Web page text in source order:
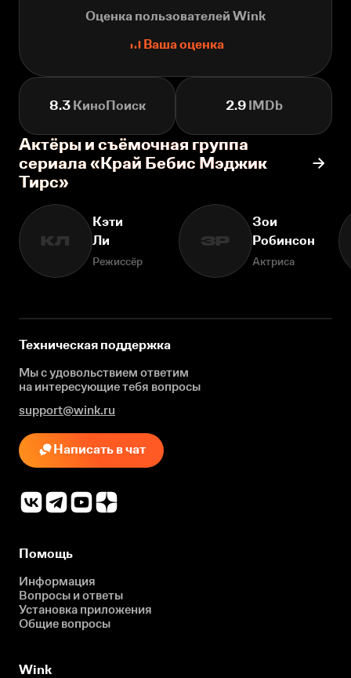
Оценка пользователей Wink
Ваша оценка
8.3КиноПоиск 2.9IMDb
Актёры и съёмочная группа
сериала «Край Бебис Мэджик
Тирс»
КЛ
Кэти
Ли
Режиссёр
ЗР
Зои
Робинсон
Актриса
Техническая поддержка
Мы с удовольствием ответим
на интересующиетебя вопросы
support@wink.ru
Написать в чат
Помощь
Информация
Вопросы и ответы
Установка приложения
Общие вопросы
Wink